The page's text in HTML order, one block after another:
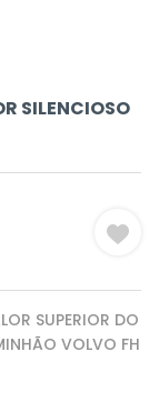
SILENCIOSO
SUPERIOR DO
VOLVO FH